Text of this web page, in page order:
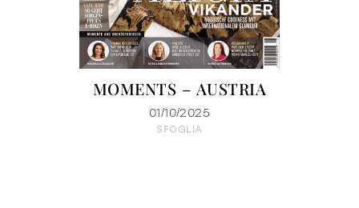
MOMENTS – AUSTRIA
01/10/2025
SFOGLIA